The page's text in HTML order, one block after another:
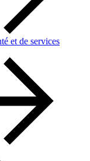
et de services